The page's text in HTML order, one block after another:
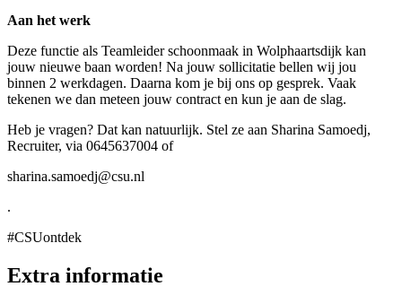
Aan het werk
Deze functie als Teamleider schoonmaak in Wolphaartsdijk kan
jouw nieuwe baan worden! Na jouw sollicitatie bellen wij jou
binnen 2 werkdagen. Daarna kom je bij ons op gesprek. Vaak
tekenen we dan meteen jouw contract en kun je aan de slag.
Heb je vragen? Dat kan natuurlijk. Stel ze aan Sharina Samoedj,
Recruiter, via 0645637004 of
sharina.samoedj@csu.nl
.
#CSUontdek
Extra informatie